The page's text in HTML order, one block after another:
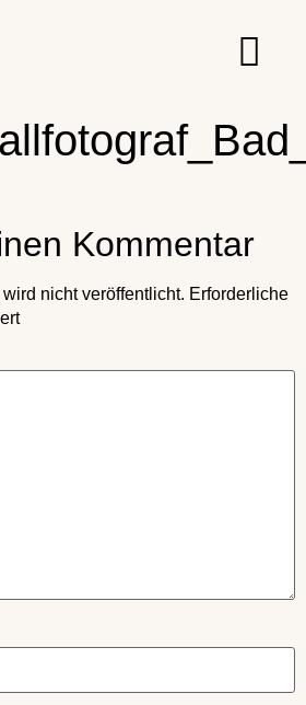
Kommentar
nicht veröffentlicht. Erforderliche